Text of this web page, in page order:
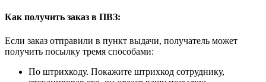
Как получить заказ в ПВЗ:
Если заказ отправили в пункт выдачи, получатель может
получить посылку тремя способами:
По штрихкоду. Покажите штрихкод сотруднику,